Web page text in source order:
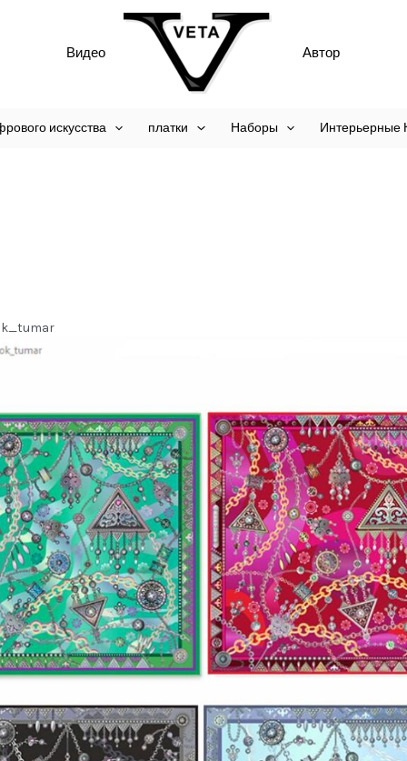
Видео Автор
искусства платки Наборы Интерьерные